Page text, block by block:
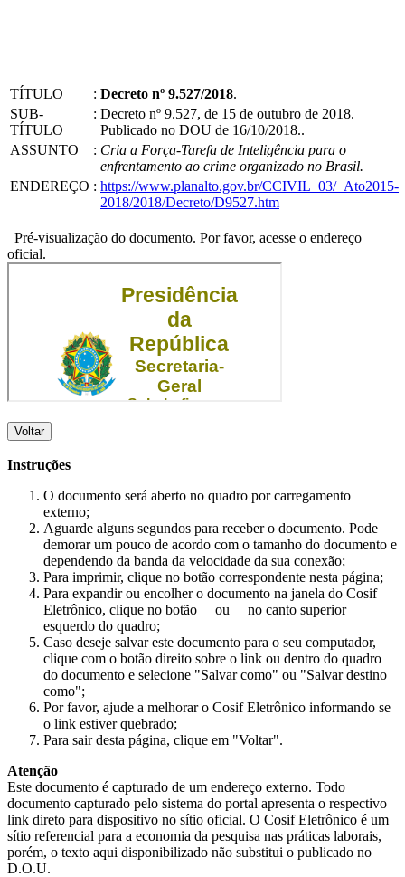
TÍTULO : Decreto nº 9.527/2018.
SUB-
TÍTULO
: Decreto nº 9.527, de 15 de outubro de 2018.
Publicado no DOU de 16/10/2018..
ASSUNTO
: Cria a Força-Tarefa de Inteligência para o
enfrentamento ao crime organizado no Brasil.
ENDEREÇO : https://www.planalto.gov.br/CCIVIL_03/_Ato2015-
2018/2018/Decreto/D9527.htm
Pré-visualização do documento. Por favor, acesse o endereço
oficial.
Voltar
Instruções
O documento será aberto no quadro por carregamento
externo;
Aguarde alguns segundos para receber o documento. Pode
demorar um pouco de acordo com o tamanho do documento e
dependendo da banda da velocidade da sua conexão;
Para imprimir, clique no botão correspondente nesta página;
Para expandir ou encolher o documento na janela do Cosif
Eletrônico, clique no botão
ou
no canto superior
esquerdo do quadro;
Caso deseje salvar este documento para o seu computador,
clique com o botão direito sobre o link ou dentro do quadro
do documento e selecione "Salvar como" ou "Salvar destino
como";
Por favor, ajude a melhorar o Cosif Eletrônico informando se
o link estiver quebrado;
Para sair desta página, clique em "Voltar".
Atenção
Este documento é capturado de um endereço externo. Todo
documento capturado pelo sistema do portal apresenta o respectivo
link direto para dispositivo no sítio oficial. O Cosif Eletrônico é um
sítio referencial para a economia da pesquisa nas práticas laborais,
porém, o texto aqui disponibilizado não substitui o publicado no
D.O.U.